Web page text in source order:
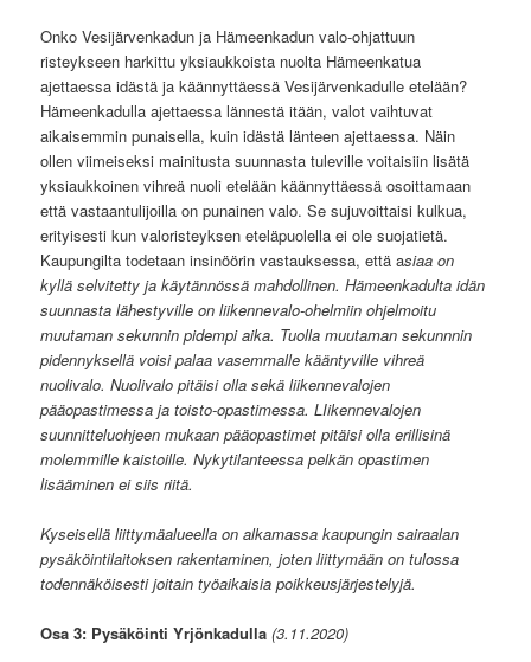
Onko Vesijärvenkadun ja Hämeenkadun valo-ohjattuun
risteykseen harkittu yksiaukkoista nuolta Hämeenkatua
ajettaessa idästä ja käännyttäessä Vesijärvenkadulle etelään?
Hämeenkadulla ajettaessa lännestä itään, valot vaihtuvat
aikaisemmin punaisella, kuin idästä länteen ajettaessa. Näin
ollen viimeiseksi mainitusta suunnasta tuleville voitaisiin lisätä
yksiaukkoinen vihreä nuoli etelään käännyttäessä osoittamaan
että vastaantulijoilla on punainen valo. Se sujuvoittaisi kulkua,
erityisesti kun valoristeyksen eteläpuolella ei ole suojatietä.
Kaupungilta todetaan insinöörin vastauksessa, että asiaa on
kyllä selvitetty ja käytännössä mahdollinen. Hämeenkadulta idän
suunnasta lähestyville on liikennevalo-ohelmiin ohjelmoitu
muutaman sekunnin pidempi aika. Tuolla muutaman sekunnnin
pidennyksellä voisi palaa vasemmalle kääntyville vihreä
nuolivalo. Nuolivalo pitäisi olla sekä liikennevalojen
pääopastimessa ja toisto-opastimessa. LIikennevalojen
suunnitteluohjeen mukaan pääopastimet pitäisi olla erillisinä
molemmille kaistoille. Nykytilanteessa pelkän opastimen
lisääminen ei siis riitä.
Kyseisellä liittymäalueella on alkamassa kaupungin sairaalan
pysäköintilaitoksen rakentaminen, joten liittymään on tulossa
todennäköisesti joitain työaikaisia poikkeusjärjestelyjä.
Osa 3: Pysäköinti Yrjönkadulla(3.11.2020)